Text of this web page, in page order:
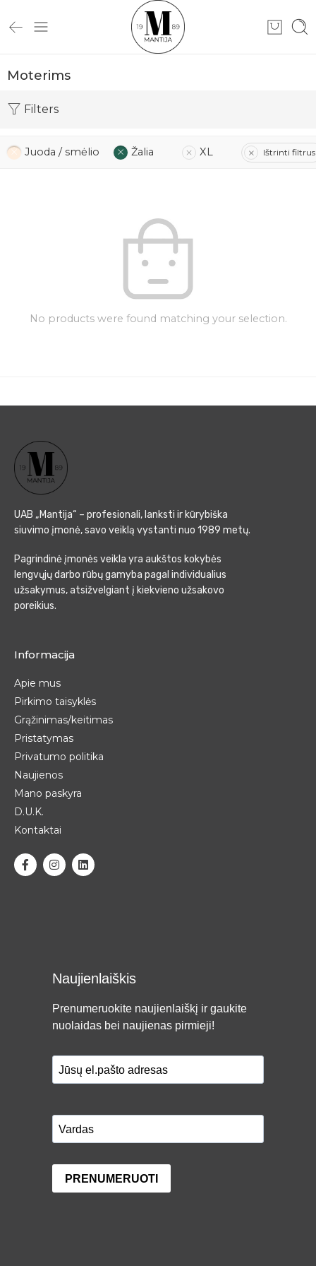
Moterims
Filters
Juoda / smėlio Žalia XL Ištrinti filtrus
No products were found matching your selection.
UAB „Mantija“ – profesionali, lanksti ir kūrybiška
siuvimo įmonė, savo veiklą vystanti nuo 1989 metų.
Pagrindinė įmonės veikla yra aukštos kokybės
lengvųjų darbo rūbų gamyba pagal individualius
užsakymus, atsižvelgiant į kiekvieno užsakovo
poreikius.
Informacija
Apie mus
Pirkimo taisyklės
Grąžinimas/keitimas
Pristatymas
Privatumo politika
Naujienos
Mano paskyra
D.U.K.
Kontaktai